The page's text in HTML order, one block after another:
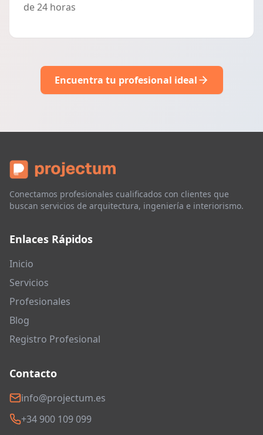
de 24 horas
Encuentra tu profesional ideal
Conectamos profesionales cualificados con clientes que
buscan servicios de arquitectura, ingeniería e interiorismo.
Enlaces Rápidos
Inicio
Servicios
Profesionales
Blog
Registro Profesional
Contacto
info@projectum.es
+34 900 109 099